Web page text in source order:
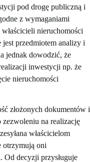
pod drogę publiczną i
z wymaganiami
nieruchomości
przedmiotem analizy i
jednak dowodzić, że
inwestycji np. że
nieruchomości
złożonych dokumentów i
zezwoleniu na realizację
właścicielom
otrzymują oni
decyzji przysługuje